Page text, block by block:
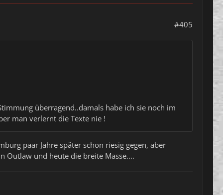
#405
überragend..damals habe ich sie noch im
man verlernt die Texte nie !
paar Jahre später schon riesig gegen, aber
Outlaw und heute die breite Masse....